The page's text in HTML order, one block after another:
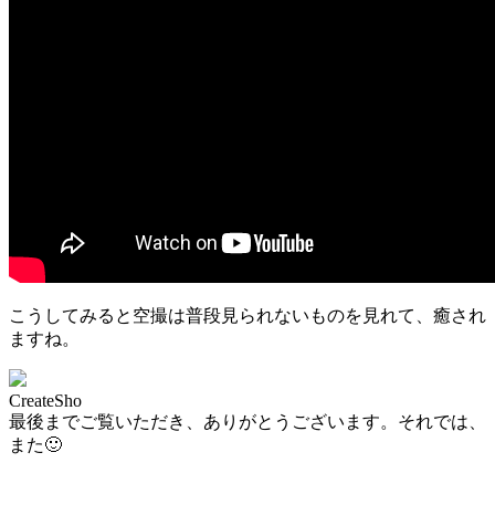
こうしてみると空撮は普段見られないものを見れて、癒され
ますね。
CreateSho
最後までご覧いただき、ありがとうございます。それでは、
また🙂